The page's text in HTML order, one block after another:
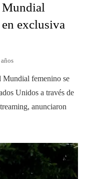
Mundial
exclusiva
Mundial femenino se
Unidos a través de
anunciaron